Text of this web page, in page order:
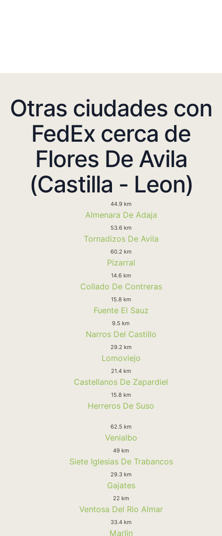
Otras ciudades con
FedEx cerca de
Flores De Avila
(Castilla - Leon)
44.9 km
Almenara De Adaja
53.6 km
Tornadizos De Avila
60.2 km
Pizarral
14.6 km
Collado De Contreras
15.8 km
Fuente El Sauz
9.5 km
Narros Del Castillo
29.2 km
Lomoviejo
21.4 km
Castellanos De Zapardiel
15.8 km
Herreros De Suso
62.5 km
Venialbo
49 km
Siete Iglesias De Trabancos
29.3 km
Gajates
22 km
Ventosa Del Rio Almar
33.4 km
Marlin